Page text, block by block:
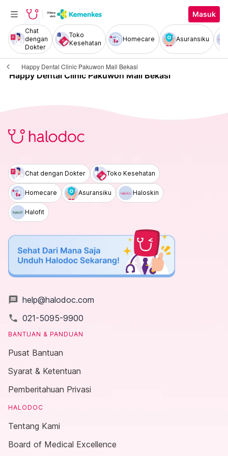
Masuk
Chat
dengan
Dokter
Toko
Kesehatan
Homecare Asuransiku
Happy Dental Clinic Pakuwon Mall Bekasi
Happy Dental Clinic Pakuwon Mall Bekasi
Chat dengan Dokter Toko Kesehatan
Homecare Asuransiku Haloskin
Halofit
message help@halodoc.com
local_phone 021-5095-9900
BANTUAN & PANDUAN
Pusat Bantuan
Syarat & Ketentuan
Pemberitahuan Privasi
HALODOC
Tentang Kami
Board of Medical Excellence